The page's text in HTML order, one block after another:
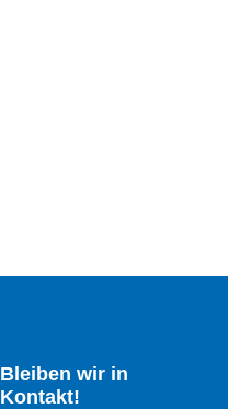
Bleiben wir in
Kontakt!